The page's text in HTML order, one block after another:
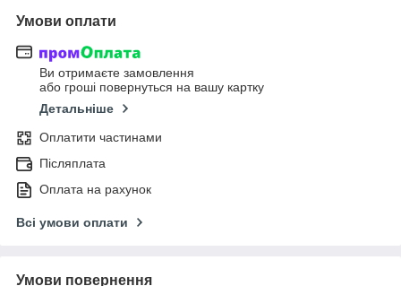
Умови оплати
Ви отримаєте замовлення
або гроші повернуться на вашу картку
Детальніше
Оплатити частинами
Післяплата
Оплата на рахунок
Всі умови оплати
Умови повернення